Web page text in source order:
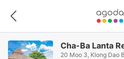
Cha-Ba Lanta
20 Moo 3, Klong Dao